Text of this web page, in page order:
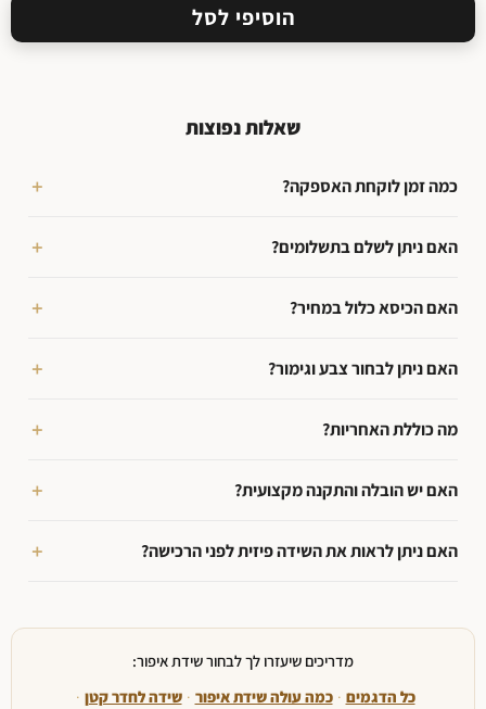
הוסיפי לסל
שאלות נפוצות
כמה זמן לוקחת האספקה?
האם ניתן לשלם בתשלומים?
האם הכיסא כלול במחיר?
האם ניתן לבחור צבע וגימור?
מה כוללת האחריות?
האם יש הובלה והתקנה מקצועית?
האם ניתן לראות את השידה פיזית לפני הרכישה?
מדריכים שיעזרו לך לבחור שידת איפור:
כל הדגמים · כמה עולה שידת איפור · שידה לחדר קטן ·